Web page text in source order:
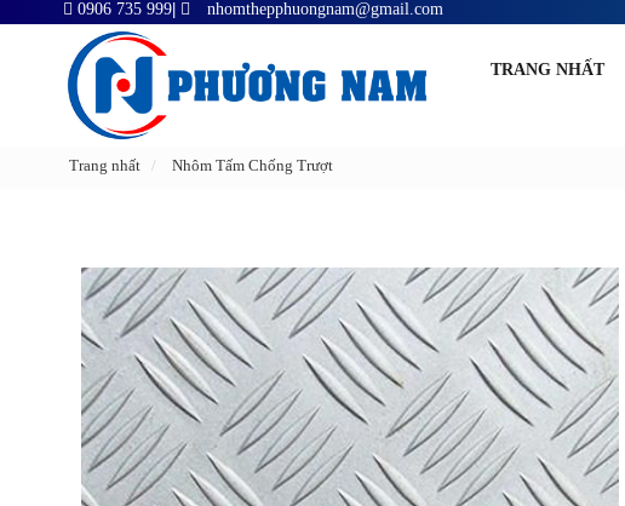
0906 735 999 nhomthepphuongnam@gmail.com
TRANG NHẤT
Trang nhất Nhôm Tấm Chống Trượt